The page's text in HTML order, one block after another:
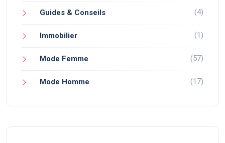
Guides & Conseils (4)
Immobilier (1)
Mode Femme (57)
Mode Homme (17)